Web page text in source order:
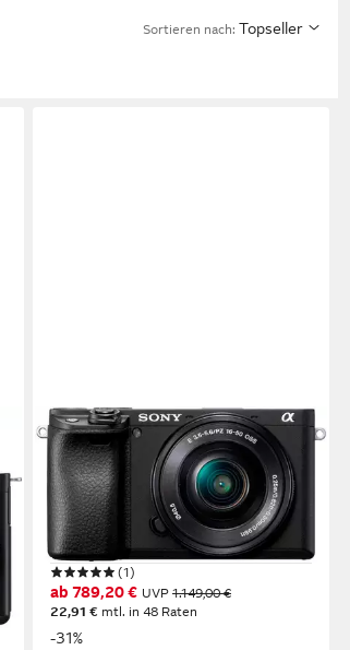
Sortieren nach: Topseller
SONY
Alpha 6400 + 16-50mm Objektiv
Kompaktkamera
24,2 MP Auflösung Foto
4K Ultra HD
Auflösung Video
16-50 mm
Brennweite
(1)
ab 789,20 € UVP1.149,00 €
22,91 € mtl. in 48 Raten
-31%